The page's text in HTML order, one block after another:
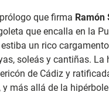
que firma Ramón
que encalla en la
un rico
soleás y cantiñas. La
de Cádiz y
y más allá de la